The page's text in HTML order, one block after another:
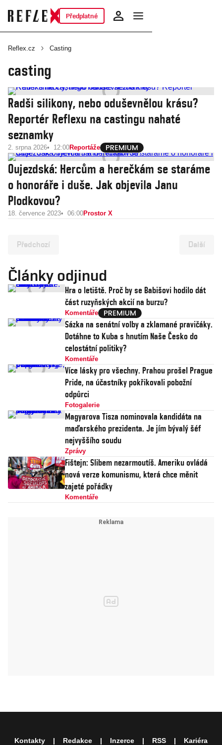
Předplatné
Reflex.cz Casting
casting
Radši silikony, nebo oduševnělou krásu?
Reportér Reflexu na castingu nahaté
seznamky
2. srpna 2026 12:00Reportáže
Oujezdská: Hercům a herečkám se staráme
o honoráře i duše. Jak objevila Janu
Plodkovou?
18. července 2023 06:00Prostor X
Předchozí Další
Články odjinud
Hra o letiště. Proč by se Babišovi hodilo dát
část ruzyňských akcií na burzu?
Komentáře
Sázka na senátní volby a zklamané pravičáky.
Dotáhne to Kuba s hnutím Naše Česko do
celostátní politiky?
Komentáře
Více lásky pro všechny. Prahou prošel Prague
Pride, na účastníky pokřikovali pobožní
odpůrci
Fotogalerie
Magyarova Tisza nominovala kandidáta na
maďarského prezidenta. Je jím bývalý šéf
nejvyššího soudu
Zprávy
Fištejn: Slibem nezarmoutíš. Ameriku ovládá
nová verze komunismu, která chce měnit
zajeté pořádky
Komentáře
Kontakty Redakce Inzerce RSS Kariéra